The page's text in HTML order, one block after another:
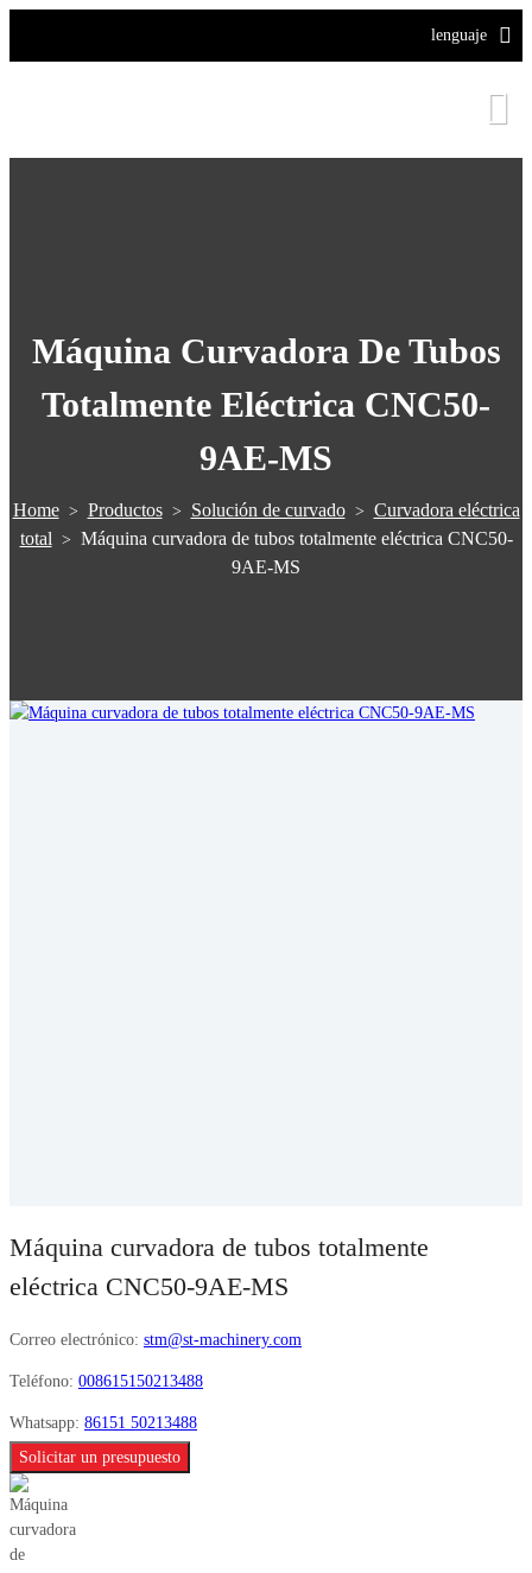
lenguaje
Máquina Curvadora De Tubos
Totalmente Eléctrica CNC50-
9AE-MS
Home> Productos> Solución de curvado> Curvadora eléctrica
total > Máquina curvadora de tubos totalmente eléctrica CNC50-
9AE-MS
Máquina curvadora de tubos totalmente
eléctrica CNC50-9AE-MS
Correo electrónico: stm@st-machinery.com
Teléfono: 008615150213488
Whatsapp: 86151 50213488
Solicitar un presupuesto